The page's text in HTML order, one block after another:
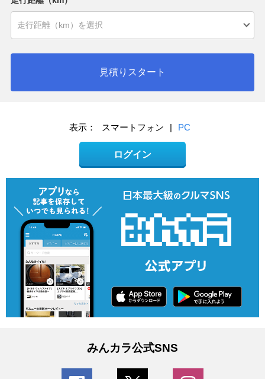
見積りスタート
表示： スマートフォン | PC
ログイン
みんカラ公式SNS